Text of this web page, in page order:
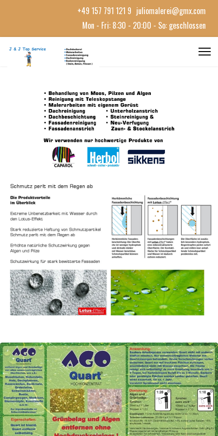
+49 157 791 121 9 juliomalerei@gmx.com
Mon - Fri: 8:30 - 20:00 - So: geschlossen